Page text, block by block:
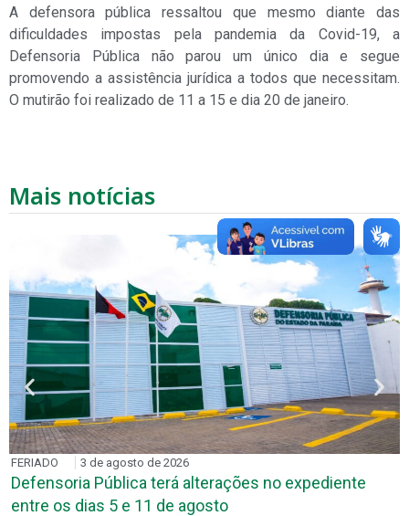
A defensora pública ressaltou que mesmo diante das
dificuldades impostas pela pandemia da Covid-19, a
Defensoria Pública não parou um único dia e segue
promovendo a assistência jurídica a todos que necessitam.
O mutirão foi realizado de 11 a 15 e dia 20 de janeiro.
Mais notícias
FERIADO 3 de agosto de 2026
Defensoria Pública terá alterações no expediente
entre os dias 5 e 11 de agosto